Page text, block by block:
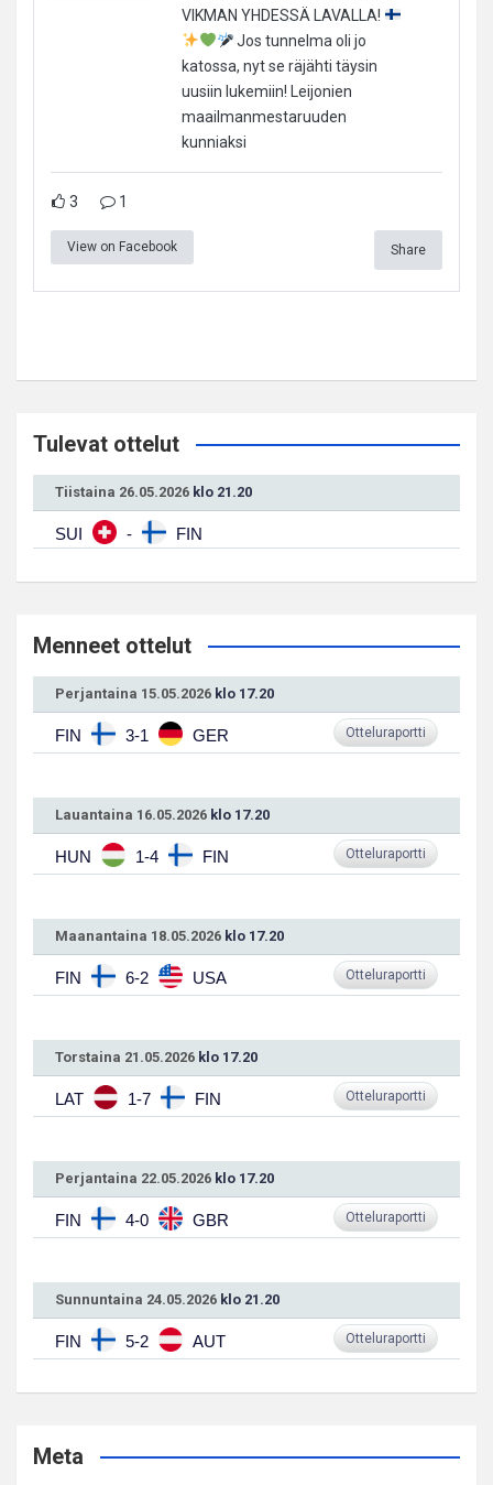
VIKMAN YHDESSÄ LAVALLA!
Jos tunnelma oli jo
katossa, nyt se räjähti täysin
uusiin lukemiin! Leijonien
maailmanmestaruuden
kunniaksi
3 1
View on Facebook Share
Tulevat ottelut
Tiistaina 26.05.2026 klo 21.20
SUI - FIN
Menneet ottelut
Perjantaina 15.05.2026 klo 17.20
FIN 3-1 GER Otteluraportti
Lauantaina 16.05.2026 klo 17.20
HUN 1-4 FIN Otteluraportti
Maanantaina 18.05.2026 klo 17.20
FIN 6-2 USA Otteluraportti
Torstaina 21.05.2026 klo 17.20
LAT 1-7 FIN Otteluraportti
Perjantaina 22.05.2026 klo 17.20
FIN 4-0 GBR Otteluraportti
Sunnuntaina 24.05.2026 klo 21.20
FIN 5-2 AUT Otteluraportti
Meta